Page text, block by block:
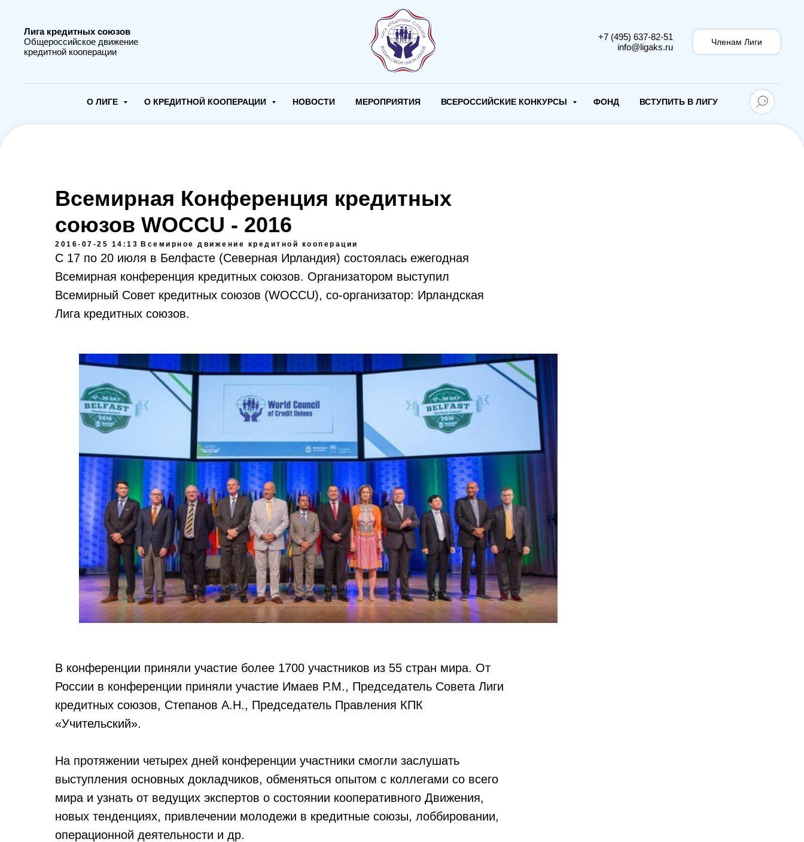
Лига кредитных союзов
Общероссийское движение
кредитной кооперации
+7 (495) 637-82-51
info@ligaks.ru
Членам Лиги
О ЛИГЕ О КРЕДИТНОЙ КООПЕРАЦИИ НОВОСТИ МЕРОПРИЯТИЯ ВСЕРОССИЙСКИЕ КОНКУРСЫ ФОНД ВСТУПИТЬ В ЛИГУ
Всемирная Конференция кредитных
союзов WOCCU - 2016
2016-07-25 14:13 Всемирное движение кредитной кооперации
С 17 по 20 июля в Белфасте (Северная Ирландия) состоялась ежегодная
Всемирная конференция кредитных союзов. Организатором выступил
Всемирный Совет кредитных союзов (WOCCU), со-организатор: Ирландская
Лига кредитных союзов.
В конференции приняли участие более 1700 участников из 55 стран мира. От
России в конференции приняли участие Имаев Р.М., Председатель Совета Лиги
кредитных союзов, Степанов А.Н., Председатель Правления КПК
«Учительский».
На протяжении четырех дней конференции участники смогли заслушать
выступления основных докладчиков, обменяться опытом с коллегами со всего
мира и узнать от ведущих экспертов о состоянии кооперативного Движения,
новых тенденциях, привлечении молодежи в кредитные союзы, лоббировании,
операционной деятельности и др.